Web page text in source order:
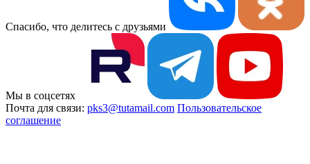
Спасибо, что делитесь с друзьями
Мы в соцсетях
Почта для связи: pks3@tutamail.com Пользовательское
соглашение